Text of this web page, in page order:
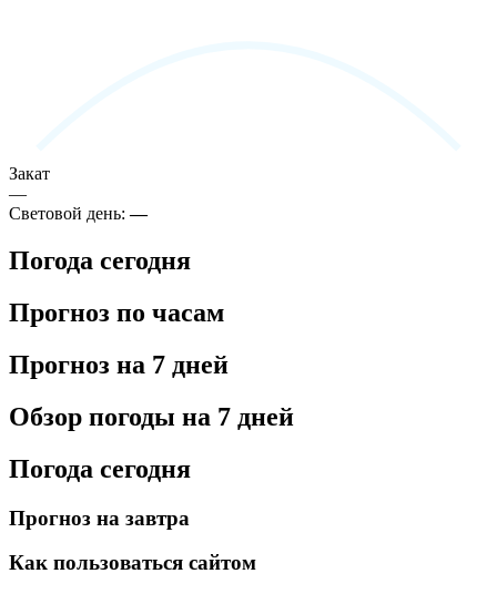
Закат
—
Световой день:—
Погода сегодня
Прогноз по часам
Прогноз на 7 дней
Обзор погоды на 7 дней
Погода сегодня
Прогноз на завтра
Как пользоваться сайтом